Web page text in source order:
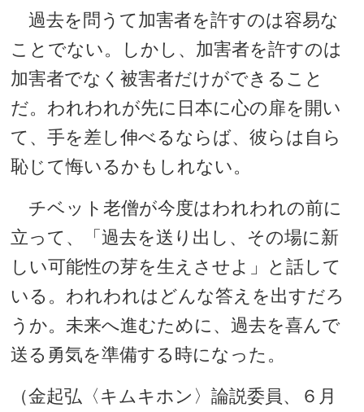
過去を問うて加害者を許すのは容易な
ことでない。しかし、加害者を許すのは
加害者でなく被害者だけができること
だ。われわれが先に日本に心の扉を開い
て、手を差し伸べるならば、彼らは自ら
恥じて悔いるかもしれない。
チベット老僧が今度はわれわれの前に
立って、「過去を送り出し、その場に新
しい可能性の芽を生えさせよ」と話して
いる。われわれはどんな答えを出すだろ
うか。未来へ進むために、過去を喜んで
送る勇気を準備する時になった。
（金起弘〈キムキホン〉論説委員、６月